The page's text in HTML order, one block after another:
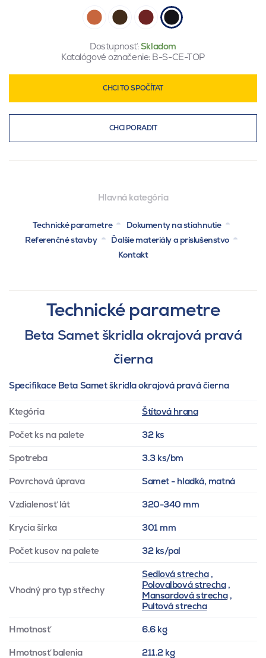
Dostupnosť:Skladom
Katalógové označenie: B-S-CE-TOP
CHCI TO SPOČÍTAT
CHCI PORADIT
Hlavná kategória
Technické parametre
Dokumenty na stiahnutie
Referenčné stavby
Ďalšie materiály a príslušenstvo
Kontakt
Technické parametre
Beta Samet škridla okrajová pravá
čierna
Specifikace Beta Samet škridla okrajová pravá čierna
Ktegória Štítová hrana
Počet ks na palete 32 ks
Spotreba 3.3 ks/bm
Povrchová úprava Samet - hladká, matná
Vzdialenosť lát 320-340 mm
Krycia šírka 301 mm
Počet kusov na palete 32 ks/pal
Vhodný pro typ střechy
Sedlová strecha,
Polovalbová strecha,
Mansardová strecha,
Pultová strecha
Hmotnosť 6.6 kg
Hmotnosť balenia 211.2 kg